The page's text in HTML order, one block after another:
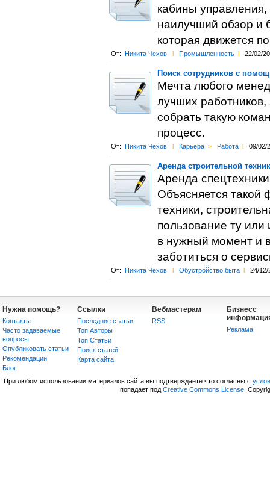
кабины
наилучший обзор и
которая движется
От: Никита Чехов l Промышленность l 22/02/
Поиск сотрудников с
Мечта любого
лучших
собрать такую
процесс.
От: Никита Чехов l Карьера > Работа l 09/02/
Аренда строительной
Аренда
Объясняется такой
техники,
пользование ту
в нужный момент и
заботиться о
От: Никита Чехов l Обустройство быта l 24/12/
Нужна помощь?
Контакты
Часто задаваемые
вопросы
Опубликовать статьи
Рекомендации
Блог
Ссылки
Последние статьи
Топ Авторы
Топ Статьи
Поиск статей
Карта сайта
Вебмастерам
RSS
Бизнесс
Реклама
При любом использовании материалов сайта вы подтверждаете что согласны с
попадает под Creative Commons License.